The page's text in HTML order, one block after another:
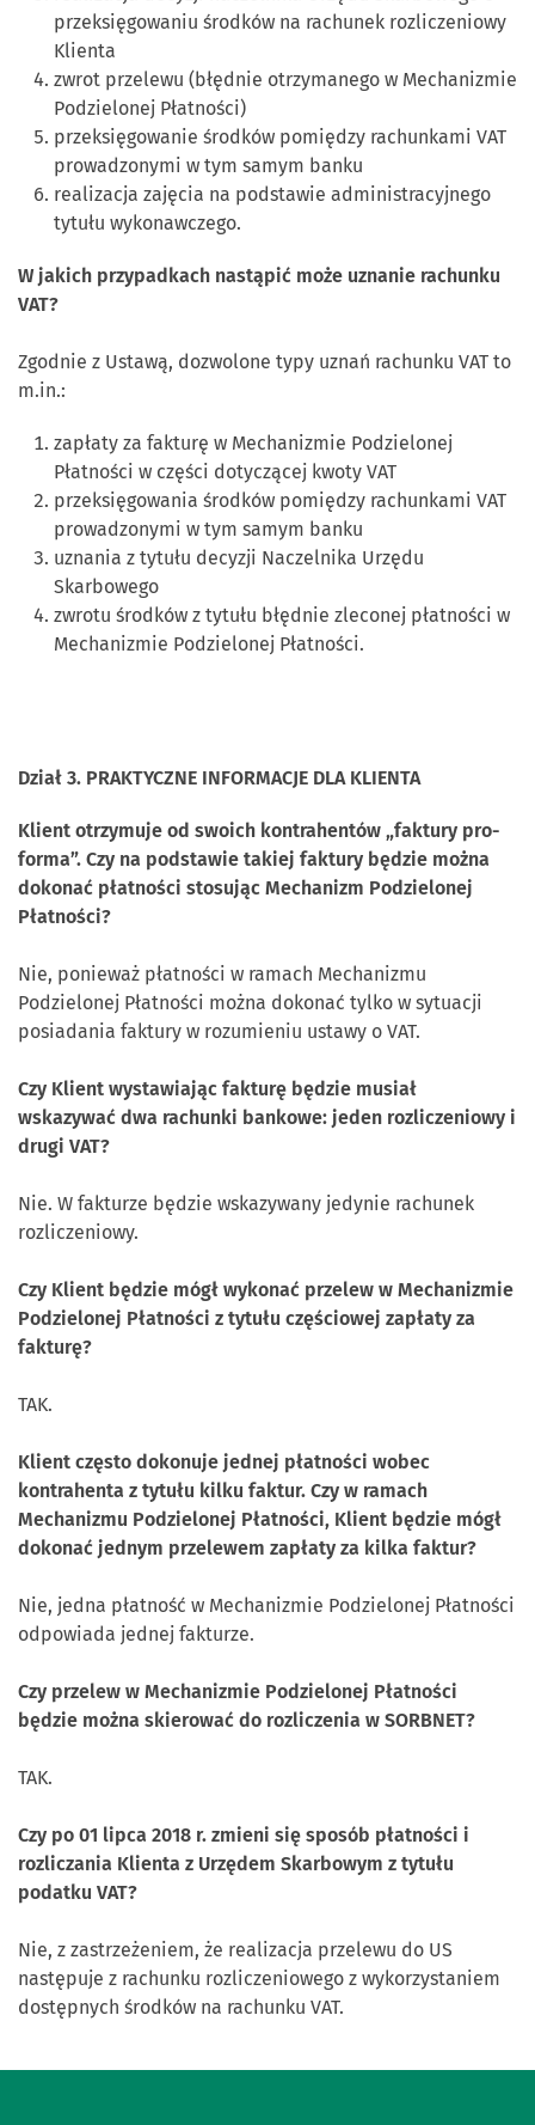
przeksięgowaniu środków na rachunek rozliczeniowy
Klienta
zwrot przelewu (błędnie otrzymanego w Mechanizmie
Podzielonej Płatności)
przeksięgowanie środków pomiędzy rachunkami VAT
prowadzonymi w tym samym banku
realizacja zajęcia na podstawie administracyjnego
tytułu wykonawczego.
W jakich przypadkach nastąpić może uznanie rachunku
VAT?
Zgodnie z Ustawą, dozwolone typy uznań rachunku VAT to
m.in.:
zapłaty za fakturę w Mechanizmie Podzielonej
Płatności w części dotyczącej kwoty VAT
przeksięgowania środków pomiędzy rachunkami VAT
prowadzonymi w tym samym banku
uznania z tytułu decyzji Naczelnika Urzędu
Skarbowego
zwrotu środków z tytułu błędnie zleconej płatności w
Mechanizmie Podzielonej Płatności.
Dział 3. PRAKTYCZNE INFORMACJE DLA KLIENTA
Klient otrzymuje od swoich kontrahentów „faktury pro-
forma”. Czy na podstawie takiej faktury będzie można
dokonać płatności stosując Mechanizm Podzielonej
Płatności?
Nie, ponieważ płatności w ramach Mechanizmu
Podzielonej Płatności można dokonać tylko w sytuacji
posiadania faktury w rozumieniu ustawy o VAT.
Czy Klient wystawiając fakturę będzie musiał
wskazywać dwa rachunki bankowe: jeden rozliczeniowy i
drugi VAT?
Nie. W fakturze będzie wskazywany jedynie rachunek
rozliczeniowy.
Czy Klient będzie mógł wykonać przelew w Mechanizmie
Podzielonej Płatności z tytułu częściowej zapłaty za
fakturę?
TAK.
Klient często dokonuje jednej płatności wobec
kontrahenta z tytułu kilku faktur. Czy w ramach
Mechanizmu Podzielonej Płatności, Klient będzie mógł
dokonać jednym przelewem zapłaty za kilka faktur?
Nie, jedna płatność w Mechanizmie Podzielonej Płatności
odpowiada jednej fakturze.
Czy przelew w Mechanizmie Podzielonej Płatności
będzie można skierować do rozliczenia w SORBNET?
TAK.
Czy po 01 lipca 2018 r. zmieni się sposób płatności i
rozliczania Klienta z Urzędem Skarbowym z tytułu
podatku VAT?
Nie, z zastrzeżeniem, że realizacja przelewu do US
następuje z rachunku rozliczeniowego z wykorzystaniem
dostępnych środków na rachunku VAT.